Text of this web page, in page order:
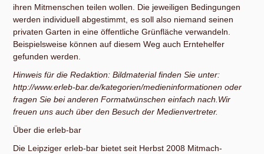
ihren Mitmenschen teilen wollen. Die jeweiligen Bedingungen
werden individuell abgestimmt, es soll also niemand seinen
privaten Garten in eine öffentliche Grünfläche verwandeln.
Beispielsweise können auf diesem Weg auch Erntehelfer
gefunden werden.
Hinweis für die Redaktion: Bildmaterial finden Sie unter:
http://www.erleb-bar.de/kategorien/medieninformationen oder
fragen Sie bei anderen Formatwünschen einfach nach.Wir
freuen uns auch über den Besuch der Medienvertreter.
Über die erleb-bar
Die Leipziger erleb-bar bietet seit Herbst 2008 Mitmach-